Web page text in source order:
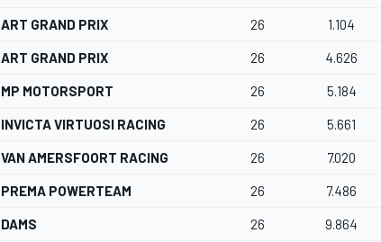
ART GRAND PRIX 26 1.104
ART GRAND PRIX 26 4.626
MP MOTORSPORT 26 5.184
INVICTA VIRTUOSI RACING 26 5.661
VAN AMERSFOORT RACING 26 7.020
PREMA POWERTEAM 26 7.486
DAMS 26 9.864